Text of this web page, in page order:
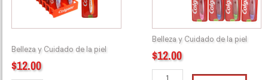
Belleza y Cuidado de la piel
$12.00
55676
quantity
Belleza y Cuidado de la piel
$12.00
quantity